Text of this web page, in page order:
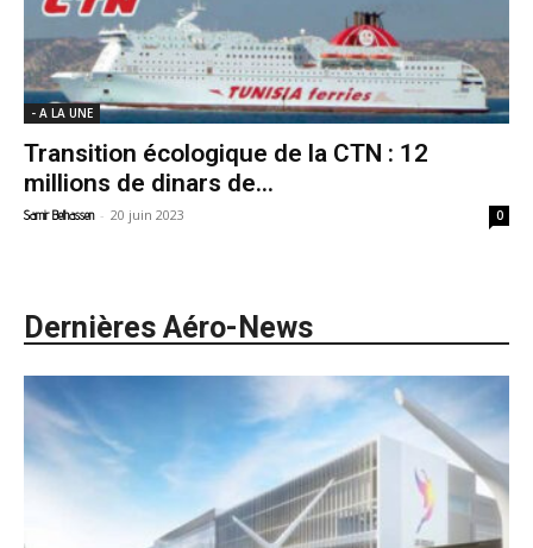
- A LA UNE
Transition écologique de la CTN : 12
millions de dinars de...
Samir Belhassen - 20 juin 2023 0
Dernières Aéro-News